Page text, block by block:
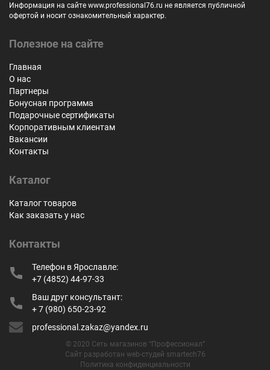
Информация на сайте www.professional76.ru не является публичной
офертой и носит ознакомительный характер.
Полезное на сайте
Главная
О нас
Партнеры
Бонусная программа
Подарочные сертификаты
Корпоративным клиентам
Вакансии
Контакты
Каталог
Каталог товаров
Как заказать у нас
Контакты
Телефон в Ярославле:
+7 (4852) 44-97-33
Ваш друг консультант:
+ 7 (980) 650-23-92
professional.zakaz@yandex.ru
© 2020 Сеть магазинов “Профессионал”
Сайт разработан web-студей smartech76
Политика конфиденциальности